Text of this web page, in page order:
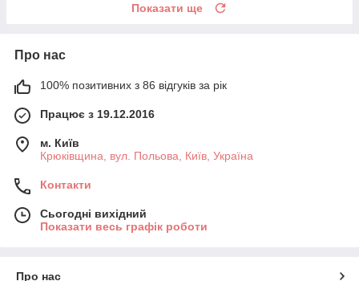
Показати ще
Про нас
100% позитивних з 86 відгуків за рік
Працює з 19.12.2016
м. Київ
Крюківщина, вул. Польова, Київ, Україна
Контакти
Сьогодні вихідний
Показати весь графік роботи
Про нас